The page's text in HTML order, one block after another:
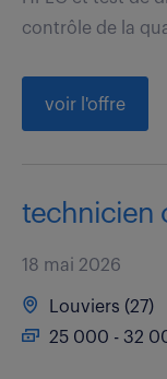
contrôle de la
voir l'offre
technicien
18 mai 2026
Louviers (27)
25 000 - 32